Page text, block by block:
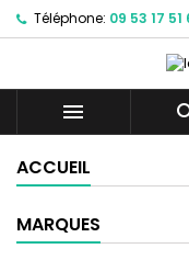
Téléphone: 09 53 17 51

ACCUEIL
MARQUES